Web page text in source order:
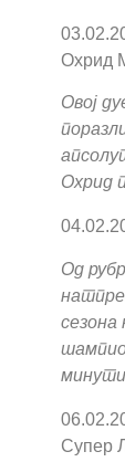
Охрид
Овој
Охрид
Од
сезона
Супер